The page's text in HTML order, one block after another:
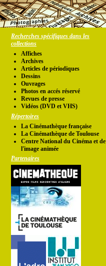
Recherches spécifiques dans les
collections
Affiches
Archives
Articles de périodiques
Dessins
Ouvrages
Photos en accés réservé
Revues de presse
Vidéos (DVD et VHS)
Répertoires
La Cinémathèque française
La Cinémathèque de Toulouse
Centre National du Cinéma et de
l'image animée
Partenaires